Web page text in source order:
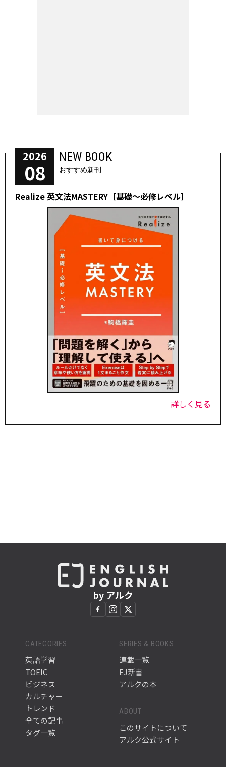
2026
08
NEW BOOK
おすすめ新刊
Realize 英文法MASTERY［基礎～必修レベル］
詳しく見る
by アルク
CATEGORIES
英語学習
TOEIC
ビジネス
カルチャー
トレンド
全ての記事
タグ一覧
SERIES & BOOKS
連載一覧
EJ新書
アルクの本
ABOUT
このサイトについて
アルク公式サイト